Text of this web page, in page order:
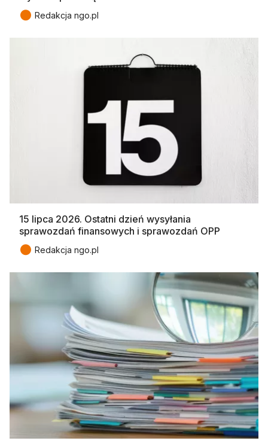
● Redakcja ngo.pl
15 lipca 2026. Ostatni dzień wysyłania
sprawozdań finansowych i sprawozdań OPP
● Redakcja ngo.pl